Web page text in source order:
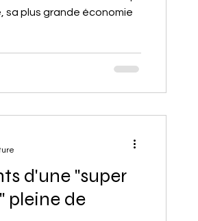
sa plus grande économie
d'une "super
pleine de